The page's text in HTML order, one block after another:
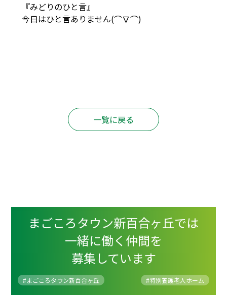
『みどりのひと言』
今日はひと言ありません(⌒∇⌒)
一覧に戻る
まごころタウン新百合ヶ丘では
一緒に働く仲間を
募集しています
#まごころタウン新百合ヶ丘 #特別養護老人ホーム